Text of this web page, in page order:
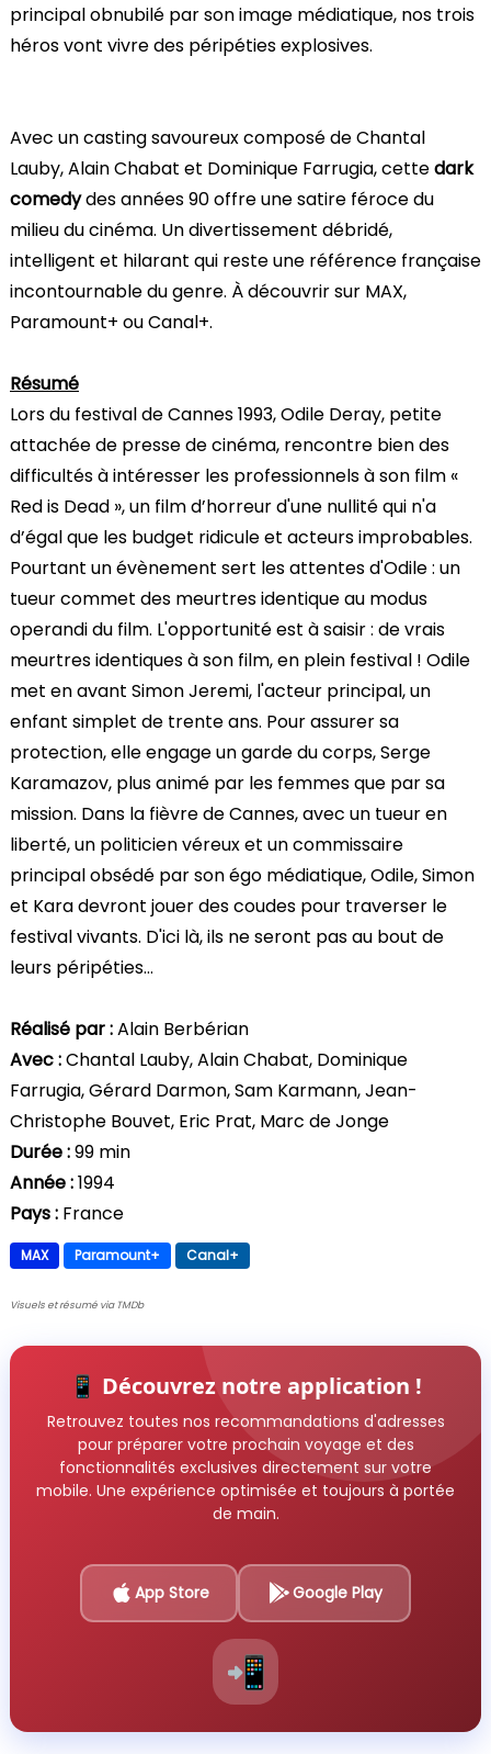
principal obnubilé par son image médiatique, nos trois
héros vont vivre des péripéties explosives.
Avec un casting savoureux composé de Chantal
Lauby, Alain Chabat et Dominique Farrugia, cettedark
comedydes années 90 offre une satire féroce du
milieu du cinéma. Un divertissement débridé,
intelligent et hilarant qui reste une référence française
incontournable du genre. À découvrir sur MAX,
Paramount+ ou Canal+.
Résumé
Lors du festival de Cannes 1993, Odile Deray, petite
attachée de presse de cinéma, rencontre bien des
difficultés à intéresser les professionnels à son film «
Red is Dead », un film d’horreur d'une nullité qui n'a
d’égal que les budget ridicule et acteurs improbables.
Pourtant un évènement sert les attentes d'Odile : un
tueur commet des meurtres identique au modus
operandi du film. L'opportunité est à saisir : de vrais
meurtres identiques à son film, en plein festival ! Odile
met en avant Simon Jeremi, l'acteur principal, un
enfant simplet de trente ans. Pour assurer sa
protection, elle engage un garde du corps, Serge
Karamazov, plus animé par les femmes que par sa
mission. Dans la fièvre de Cannes, avec un tueur en
liberté, un politicien véreux et un commissaire
principal obsédé par son égo médiatique, Odile, Simon
et Kara devront jouer des coudes pour traverser le
festival vivants. D'ici là, ils ne seront pas au bout de
leurs péripéties...
Réalisé par :Alain Berbérian
Avec :Chantal Lauby, Alain Chabat, Dominique
Farrugia, Gérard Darmon, Sam Karmann, Jean-
Christophe Bouvet, Eric Prat, Marc de Jonge
Durée :99 min
Année :1994
Pays : France
MAX Paramount+ Canal+
Visuels et résumé via TMDb
📱 Découvrez notre application !
Retrouvez toutes nos recommandations d'adresses
pour préparer votre prochain voyage et des
fonctionnalités exclusives directement sur votre
mobile. Une expérience optimisée et toujours à portée
de main.
App Store Google Play
📲